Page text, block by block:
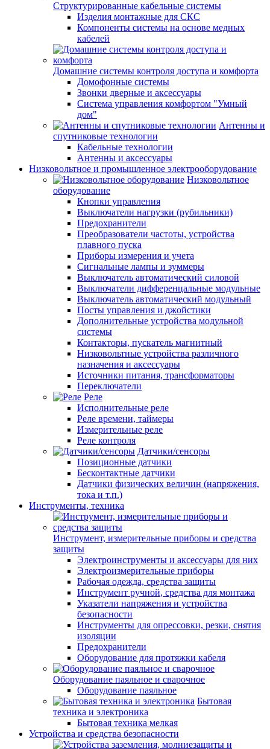
Структурированные кабельные системы
Изделия монтажные для СКС
Компоненты системы на основе медных
кабелей
Домашние системы контроля доступа и комфорта
Домофонные системы
Звонки дверные и аксессуары
Система управления комфортом "Умный
дом"
Антенны и
спутниковые технологии
Кабельные технологии
Антенны и аксессуары
Низковольтное и промышленное электрооборудование
Низковольтное
оборудование
Кнопки управления
Выключатели нагрузки (рубильники)
Предохранители
Преобразователи частоты, устройства
плавного пуска
Приборы измерения и учета
Сигнальные лампы и зуммеры
Выключатель автоматический силовой
Выключатели дифференцальные модульные
Выключатель автоматический модульный
Посты управления и джойстики
Дополнительные устройства модульной
системы
Контакторы, пускатель магнитный
Низковольтные устройства различного
назначения и аксессуары
Источники питания, трансформаторы
Переключатели
Реле
Исполнительные реле
Реле времени, таймеры
Измерительные реле
Реле контроля
Датчики/сенсоры
Позиционные датчики
Бесконтактные датчики
Датчики физических величин (напряжения,
тока и т.п.)
Инструменты, техника
Инструмент, измерительные приборы и средства
защиты
Электроинструменты и аксессуары для них
Электроизмерительные приборы
Рабочая одежда, средства защиты
Инструмент ручной, средства для монтажа
Указатели напряжения и устройства
безопасности
Инструменты для опрессовки, резки, снятия
изоляции
Предохранители
Оборудование для протяжки кабеля
Оборудование паяльное и сварочное
Оборудование паяльное
Бытовая
техника и электроника
Бытовая техника мелкая
Устройства и средства безопасности